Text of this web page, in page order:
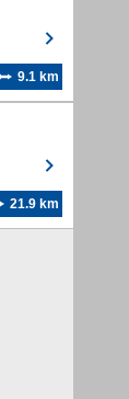
9.1 km
21.9 km